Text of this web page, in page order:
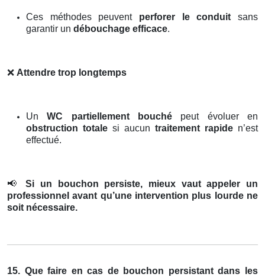
Ces méthodes peuvent perforer le conduit sans
garantir un débouchage efficace.
❌ Attendre trop longtemps
UnWC partiellement bouché peut évoluer en
obstruction totale si aucun traitement rapide n’est
effectué.
📢
Si un bouchon persiste, mieux vaut appeler un
professionnel avant qu’une intervention plus lourde ne
soit nécessaire.
15. Que faire en cas de bouchon persistant dans les